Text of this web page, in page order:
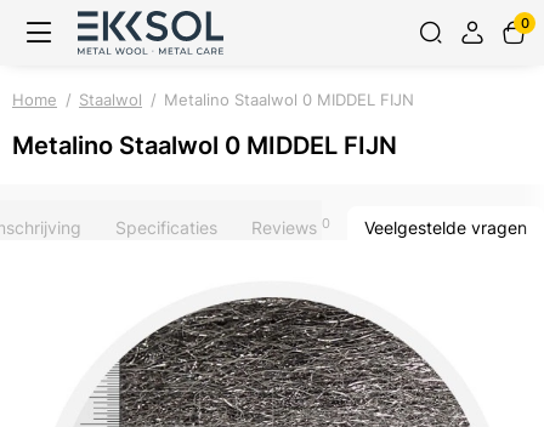
0
Home Staalwol Metalino Staalwol 0 MIDDEL FIJN
Metalino Staalwol 0 MIDDEL FIJN
Specificaties Reviews 0 Veelgestelde vragen